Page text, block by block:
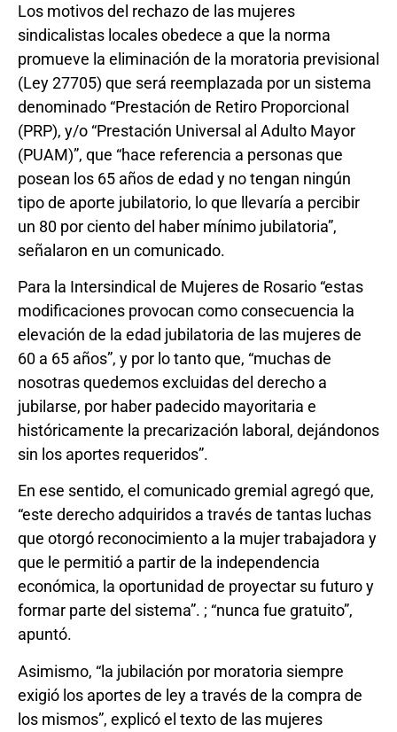
Los motivos del rechazo de las mujeres
sindicalistas locales obedece a que la norma
promueve la eliminación de la moratoria previsional
(Ley 27705) que será reemplazada por un sistema
denominado “Prestación de Retiro Proporcional
(PRP), y/o “Prestación Universal al Adulto Mayor
(PUAM)”, que “hace referencia a personas que
posean los 65 años de edad y no tengan ningún
tipo de aporte jubilatorio, lo que llevaría a percibir
un 80 por ciento del haber mínimo jubilatoria”,
señalaron en un comunicado.
Para la Intersindical de Mujeres de Rosario “estas
modificaciones provocan como consecuencia la
elevación de la edad jubilatoria de las mujeres de
60 a 65 años”, y por lo tanto que, “muchas de
nosotras quedemos excluidas del derecho a
jubilarse, por haber padecido mayoritaria e
históricamente la precarización laboral, dejándonos
sin los aportes requeridos”.
En ese sentido, el comunicado gremial agregó que,
“este derecho adquiridos a través de tantas luchas
que otorgó reconocimiento a la mujer trabajadora y
que le permitió a partir de la independencia
económica, la oportunidad de proyectar su futuro y
formar parte del sistema”. ; “nunca fue gratuito”,
apuntó.
Asimismo, “la jubilación por moratoria siempre
exigió los aportes de ley a través de la compra de
los mismos”, explicó el texto de las mujeres